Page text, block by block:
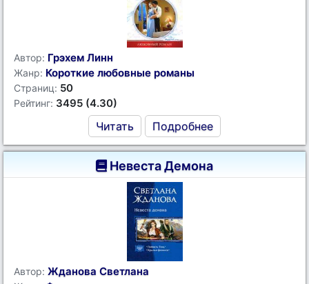
Автор: Грэхем Линн
Жанр: Короткие любовные романы
Страниц: 50
Рейтинг: 3495 (4.30)
Читать Подробнее
Невеста Демона
Автор: Жданова Светлана